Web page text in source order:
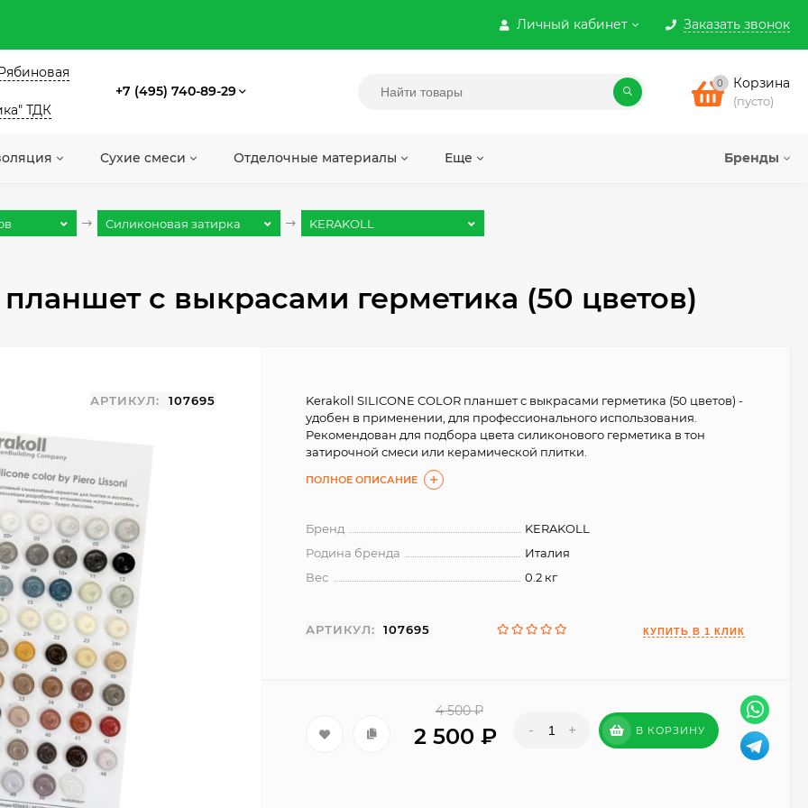
Личный кабинет Заказать звонок
ТДК
+7 (495) 740-89-29 0 Корзина
(пусто)
Бренды
Сухие смеси Отделочные материалы Еще
Силиконовая затирка KERAKOLL
планшет с выкрасами герметика (50 цветов)
АРТИКУЛ: 107695
Kerakoll SILICONE COLOR планшет с выкрасами герметика (50 цветов) -
удобен в применении, для профессионального использования.
Рекомендован для подбора цвета силиконового герметика в тон
затирочной смеси или керамической плитки.
ПОЛНОЕ ОПИСАНИЕ
Бренд
KERAKOLL
Родина бренда
Италия
Вес
0.2 кг
АРТИКУЛ: 107695
4 500 ₽
2 500 - + В КОРЗИНУ